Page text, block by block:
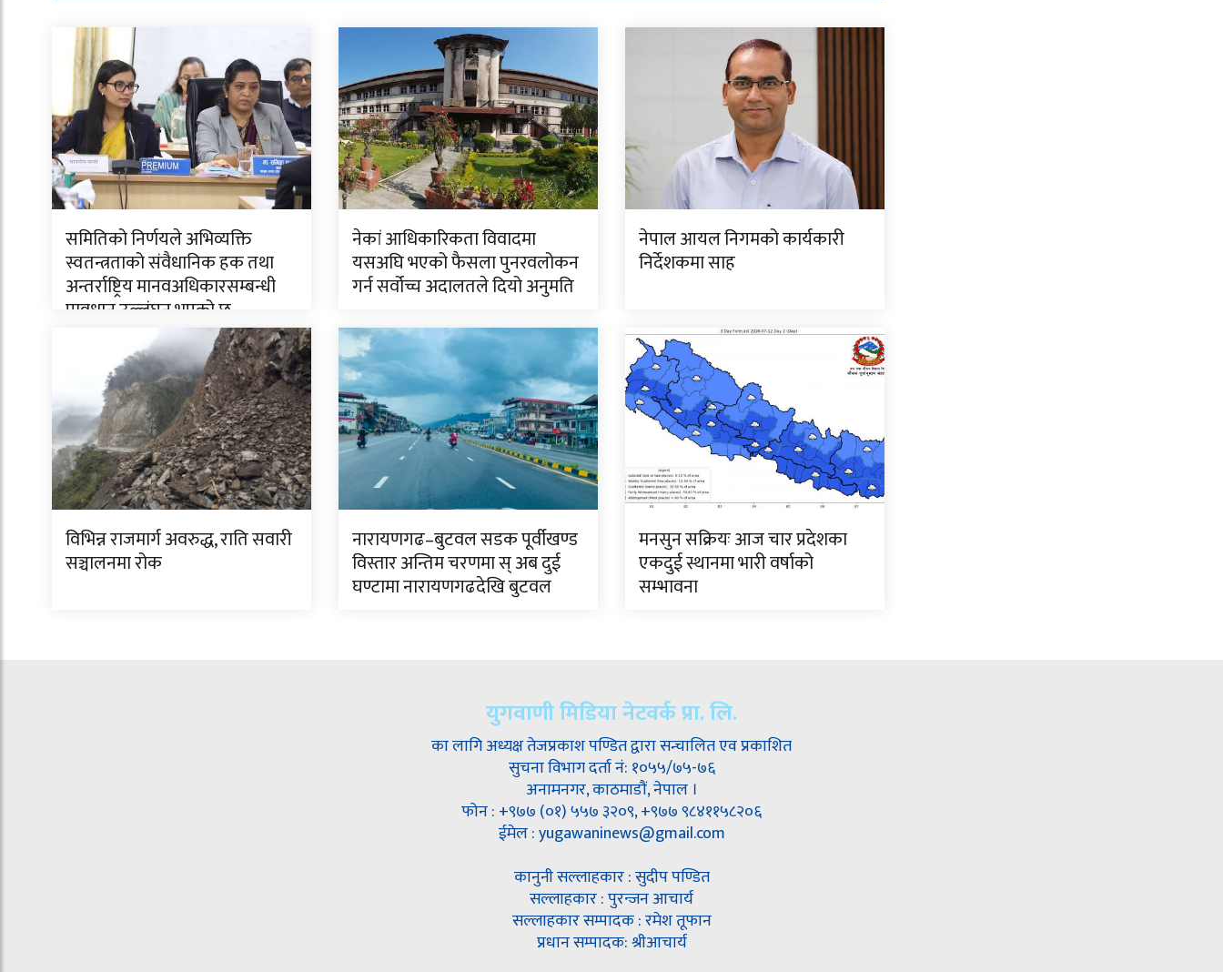
समितिको निर्णयले अभिव्यक्ति
स्वतन्त्रताको संवैधानिक हक तथा
अन्तर्राष्ट्रिय मानवअधिकारसम्बन्धी
प्रावधान उल्लंघन भएको छ
नेकां आधिकारिकता विवादमा
यसअघि भएको फैसला पुनरवलोकन
गर्न सर्वोच्च अदालतले दियो अनुमति
नेपाल आयल निगमको कार्यकारी
निर्देशकमा साह
विभिन्न राजमार्ग अवरुद्ध, राति सवारी
सञ्चालनमा रोक
नारायणगढ–बुटवल सडक पूर्वीखण्ड
विस्तार अन्तिम चरणमा स् अब दुई
घण्टामा नारायणगढदेखि बुटवल
मनसुन सक्रियः आज चार प्रदेशका
एकदुई स्थानमा भारी वर्षाको
सम्भावना
युगवाणी मिडिया नेटवर्क प्रा. लि.
का लागि अध्यक्ष तेजप्रकाश पण्डित द्वारा सन्चालित एव प्रकाशित
सुचना विभाग दर्ता नं: १०५५/७५-७६
अनामनगर, काठमाडौं, नेपाल ।
फोन : +९७७ (०१) ५५७ ३२०९, +९७७ ९८४११५८२०६
ईमेल : yugawaninews@gmail.com
कानुनी सल्लाहकार : सुदीप पण्डित
सल्लाहकार : पुरन्जन आचार्य
सल्लाहकार सम्पादक : रमेश तूफान
प्रधान सम्पादक: श्रीआचार्य